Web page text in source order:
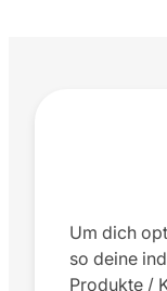
Um dich
so deine
Produkte /